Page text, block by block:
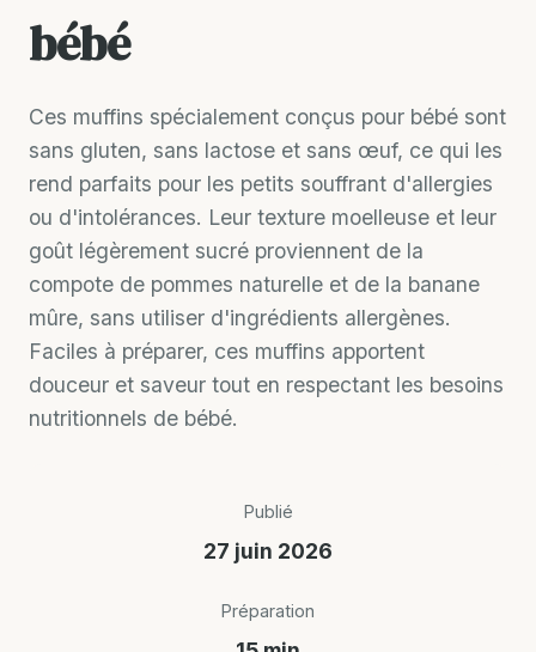
bébé
Ces muffins spécialement conçus pour bébé sont
sans gluten, sans lactose et sans œuf, ce qui les
rend parfaits pour les petits souffrant d'allergies
ou d'intolérances. Leur texture moelleuse et leur
goût légèrement sucré proviennent de la
compote de pommes naturelle et de la banane
mûre, sans utiliser d'ingrédients allergènes.
Faciles à préparer, ces muffins apportent
douceur et saveur tout en respectant les besoins
nutritionnels de bébé.
Publié
27 juin 2026
Préparation